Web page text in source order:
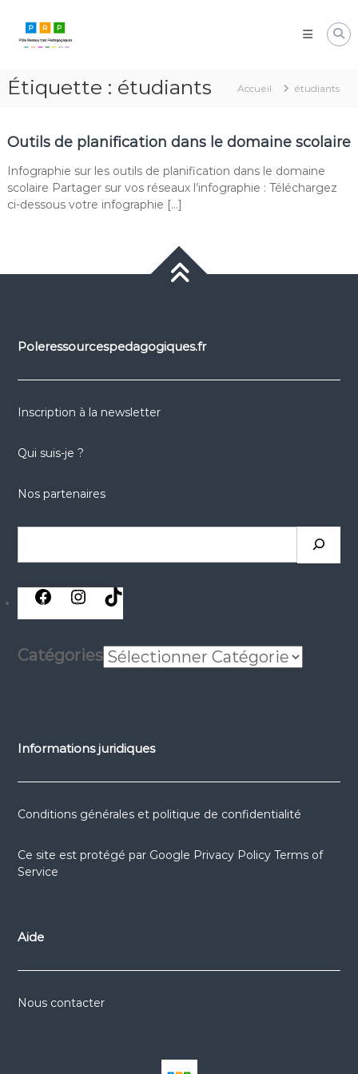
contenu
Pôle
Ressources
les
compétences
vos
Étiquette : étudiants Accueil étudiants
Outils de planification dans le domaine scolaire
Infographie sur les outils de planification dans le domaine
scolaire Partager sur vos réseaux l’infographie : Téléchargez
ci-dessous votre infographie […]
Poleressourcespedagogiques.fr
Inscription à la newsletter
Qui suis-je ?
Nos partenaires
réseaux réseaux
sociaux
réseaux
Catégories
Informations juridiques
Conditions générales et politique de confidentialité
Ce site est protégé par Google Privacy Policy Terms of
Service
Aide
Nous contacter